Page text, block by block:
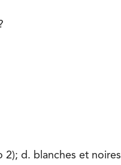
2); d. blanches et noires